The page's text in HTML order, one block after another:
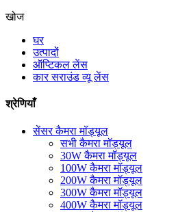
खोज
घर
उत्पादों
ऑप्टिकल लेंस
कार सराउंड व्यू लेंस
श्रेणियाँ
सेंसर कैमरा मॉड्यूल
सभी कैमरा मॉड्यूल
30W कैमरा मॉड्यूल
100W कैमरा मॉड्यूल
200W कैमरा मॉड्यूल
300W कैमरा मॉड्यूल
400W कैमरा मॉड्यूल